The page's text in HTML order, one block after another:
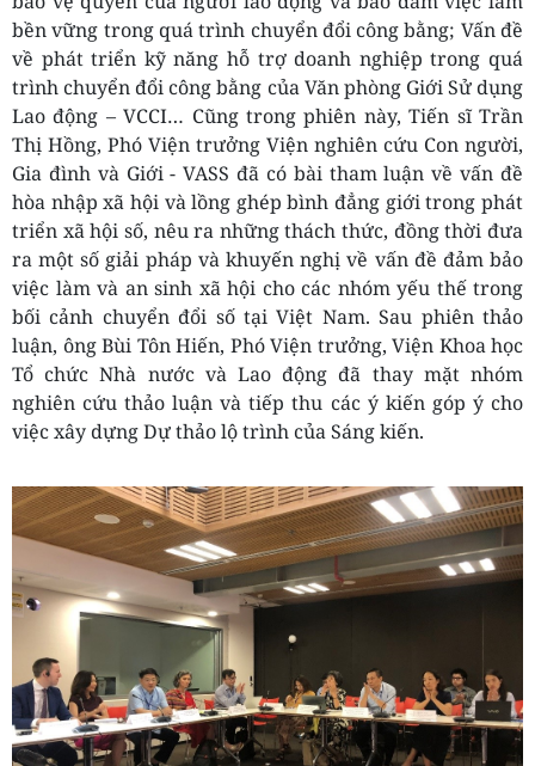
bền vững trong quá trình chuyển đổi công bằng; Vấn đề
về phát triển kỹ năng hỗ trợ doanh nghiệp trong quá
trình chuyển đổi công bằng của Văn phòng Giới Sử dụng
Lao động – VCCI… Cũng trong phiên này, Tiến sĩ Trần
Thị Hồng, Phó Viện trưởng Viện nghiên cứu Con người,
Gia đình và Giới - VASS đã có bài tham luận về vấn đề
hòa nhập xã hội và lồng ghép bình đẳng giới trong phát
triển xã hội số, nêu ra những thách thức, đồng thời đưa
ra một số giải pháp và khuyến nghị về vấn đề đảm bảo
việc làm và an sinh xã hội cho các nhóm yếu thế trong
bối cảnh chuyển đổi số tại Việt Nam. Sau phiên thảo
luận, ông Bùi Tôn Hiến, Phó Viện trưởng, Viện Khoa học
Tổ chức Nhà nước và Lao động đã thay mặt nhóm
nghiên cứu thảo luận và tiếp thu các ý kiến góp ý cho
việc xây dựng Dự thảo lộ trình của Sáng kiến.